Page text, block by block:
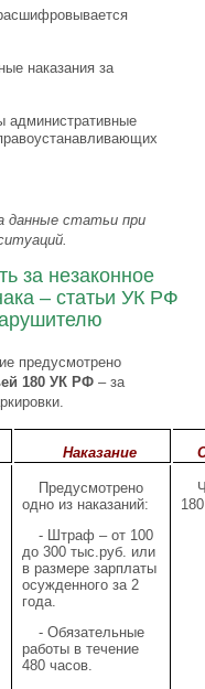
наказания за
административные
данные статьи при
за незаконное
– статьи УК РФ
предусмотрено
180 УК РФ – за
Наказание
Предусмотрено
одно из наказаний:
- Штраф – от 100
до 300 тыс.руб. или
в размере зарплаты
осужденного за 2
года.
- Обязательные
работы в течение
480 часов.